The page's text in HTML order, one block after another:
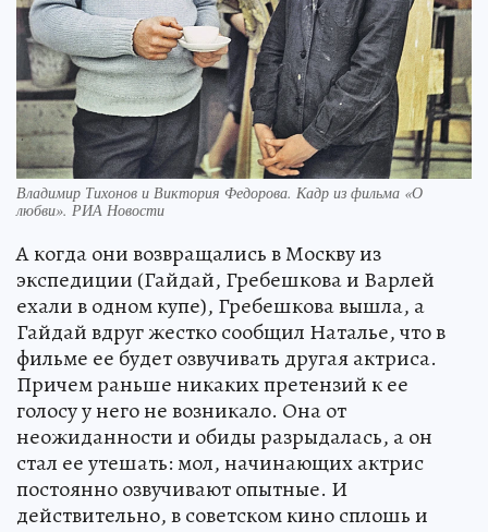
Владимир Тихонов и Виктория Федорова. Кадр из фильма «О
любви». РИА Новости
А когда они возвращались в Москву из
экспедиции (Гайдай, Гребешкова и Варлей
ехали в одном купе), Гребешкова вышла, а
Гайдай вдруг жестко сообщил Наталье, что в
фильме ее будет озвучивать другая актриса.
Причем раньше никаких претензий к ее
голосу у него не возникало. Она от
неожиданности и обиды разрыдалась, а он
стал ее утешать: мол, начинающих актрис
постоянно озвучивают опытные. И
действительно, в советском кино сплошь и